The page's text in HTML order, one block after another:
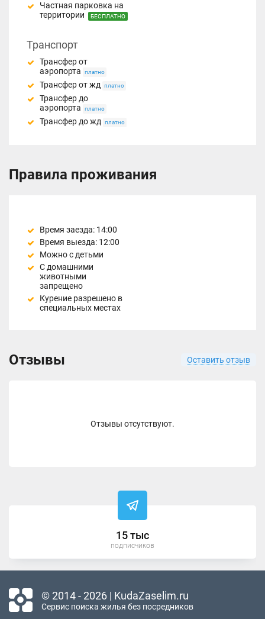
Частная парковка на
территории
БЕСПЛАТНО
Транспорт
Трансфер от
аэропорта
платно
Трансфер от жд платно
Трансфер до
аэропорта
платно
Трансфер до жд платно
Правила проживания
Время заезда: 14:00
Время выезда: 12:00
Можно с детьми
С домашними
животными
запрещено
Курение разрешено в
специальных местах
Отзывы Оставить отзыв
Отзывы отсутствуют.
15 тыс
подписчиков
© 2014 - 2026 | KudaZaselim.ru
Сервис поиска жилья без посредников